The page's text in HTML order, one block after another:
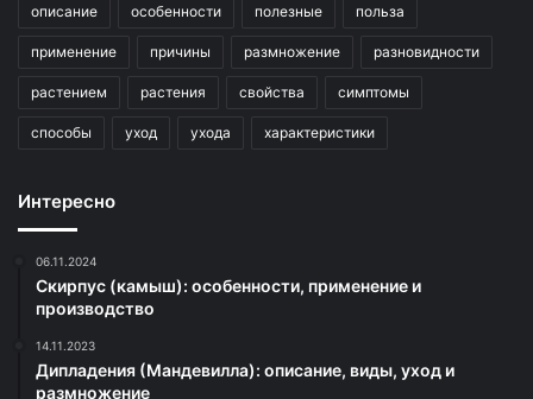
описание особенности полезные польза
применение причины размножение разновидности
растением растения свойства симптомы
способы уход ухода характеристики
Интересно
06.11.2024
Скирпус (камыш): особенности, применение и
производство
14.11.2023
Дипладения (Мандевилла): описание, виды, уход и
размножение